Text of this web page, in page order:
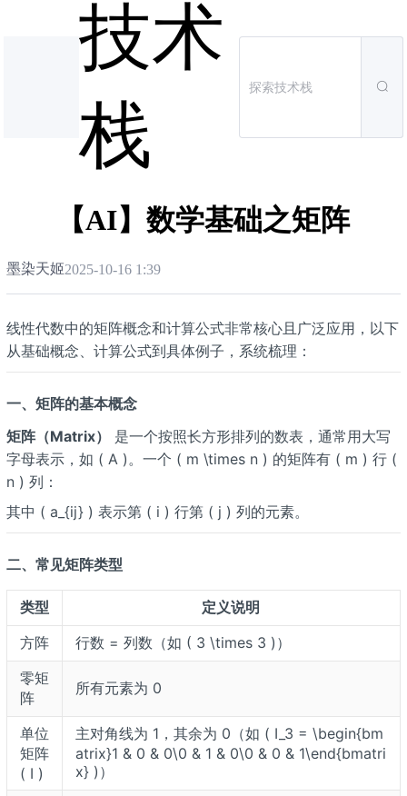
技术
栈
【AI】数学基础之矩阵
墨染天姬2025-10-16 1:39
线性代数中的矩阵概念和计算公式非常核心且广泛应用，以下
从基础概念、计算公式到具体例子，系统梳理：
一、矩阵的基本概念
矩阵（Matrix）
是一个按照长方形排列的数表，通常用大写
字母表示，如 ( A )。一个 ( m \times n ) 的矩阵有 ( m ) 行 (
n ) 列：
其中 ( a_{ij} ) 表示第 ( i ) 行第 ( j ) 列的元素。
二、常见矩阵类型
类型
定义说明
方阵
行数 = 列数（如 ( 3 \times 3 )）
零矩
阵
所有元素为 0
单位
矩阵
( I )
主对角线为 1，其余为 0（如 ( I_3 = \begin{bm
atrix}1 & 0 & 0\0 & 1 & 0\0 & 0 & 1\end{bmatri
x} )）